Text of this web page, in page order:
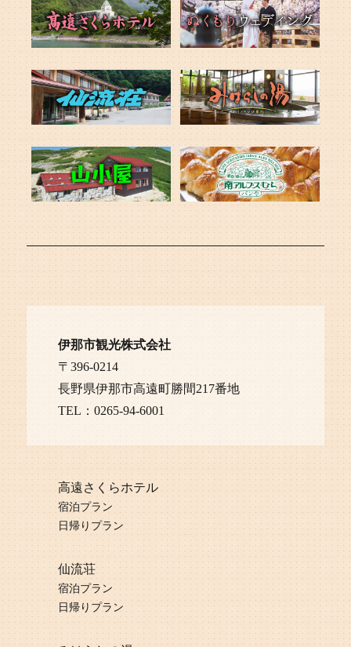
伊那市観光株式会社
〒396-0214
長野県伊那市高遠町勝間217番地
TEL：0265-94-6001
高遠さくらホテル
宿泊プラン
日帰りプラン
仙流荘
宿泊プラン
日帰りプラン